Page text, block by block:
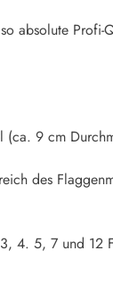
absolute
9 cm
des
4. 5, 7 und 12